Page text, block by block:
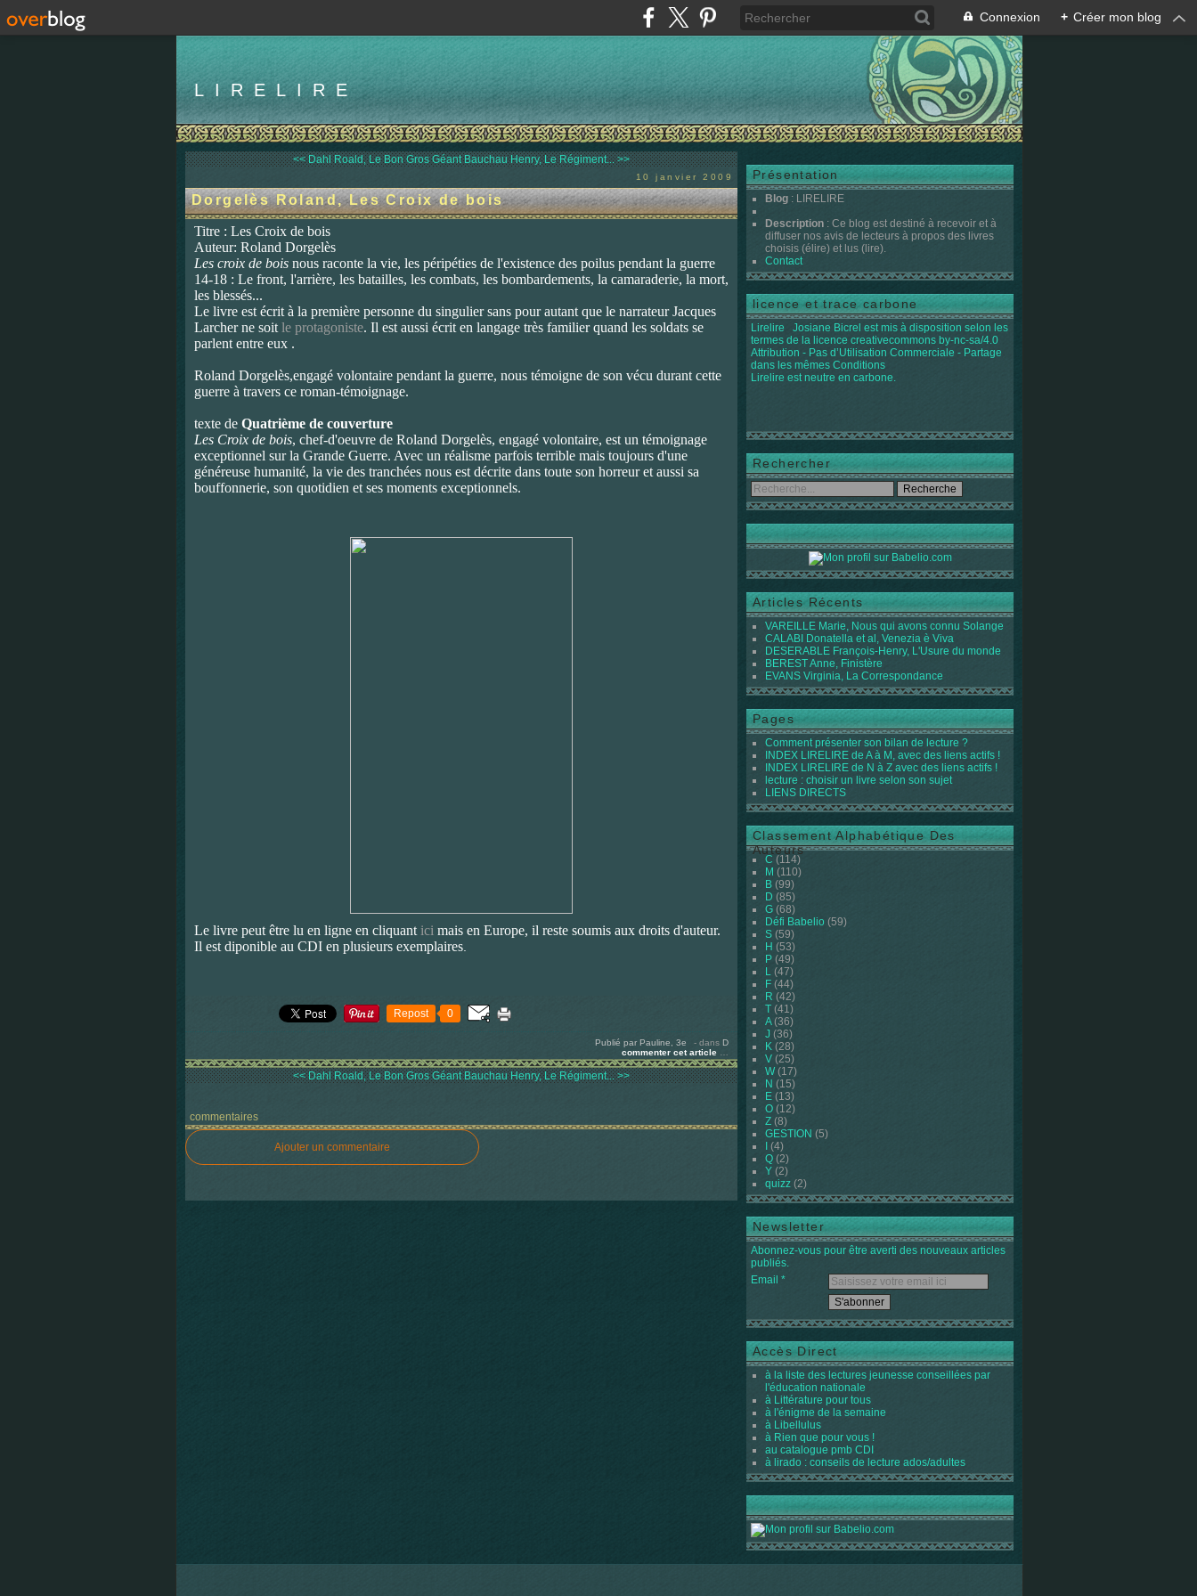
Connexion + Créer mon blog
LIRELIRE
<< Dahl Roald, Le Bon Gros Géant Bauchau Henry, Le Régiment... >>
10 janvier 2009
Dorgelès Roland, Les Croix de bois
Titre : Les Croix de bois
Auteur: Roland Dorgelès
Les croix de bois nous raconte la vie, les péripéties de l'existence des poilus pendant la guerre
14-18 : Le front, l'arrière, les batailles, les combats, les bombardements, la camaraderie, la mort,
les blessés...
Le livre est écrit à la première personne du singulier sans pour autant que le narrateur Jacques
Larcher ne soit le protagoniste. Il est aussi écrit en langage très familier quand les soldats se
parlent entre eux .
Roland Dorgelès,engagé volontaire pendant la guerre, nous témoigne de son vécu durant cette
guerre à travers ce roman-témoignage.
texte de Quatrième de couverture
Les Croix de bois, chef-d'oeuvre de Roland Dorgelès, engagé volontaire, est un témoignage
exceptionnel sur la Grande Guerre. Avec un réalisme parfois terrible mais toujours d'une
généreuse humanité, la vie des tranchées nous est décrite dans toute son horreur et aussi sa
bouffonnerie, son quotidien et ses moments exceptionnels.
Le livre peut être lu en ligne en cliquant ici mais en Europe, il reste soumis aux droits d'auteur.
Il est diponible au CDI en plusieurs exemplaires
Repost 0
Publié par Pauline, 3e - dans D
commenter cet article
<< Dahl Roald, Le Bon Gros Géant Bauchau Henry, Le Régiment... >>
commentaires
Ajouter un commentaire
Présentation
Blog : LIRELIRE
Description : Ce blog est destiné à recevoir et à
diffuser nos avis de lecteurs à propos des livres
choisis (élire) et lus (lire).
Contact
licence et trace carbone
Lirelire Josiane Bicrel est mis à disposition selon les
termes de la licence creativecommons by-nc-sa/4.0
Attribution - Pas d’Utilisation Commerciale - Partage
dans les mêmes Conditions
Lirelire est neutre en carbone.
Rechercher
Articles Récents
VAREILLE Marie, Nous qui avons connu Solange
CALABI Donatella et al, Venezia è Viva
DESERABLE François-Henry, L'Usure du monde
BEREST Anne, Finistère
EVANS Virginia, La Correspondance
Pages
Comment présenter son bilan de lecture ?
INDEX LIRELIRE de A à M, avec des liens actifs !
INDEX LIRELIRE de N à Z avec des liens actifs !
lecture : choisir un livre selon son sujet
LIENS DIRECTS
Classement Alphabétique Des
Auteurs
C (114)
M (110)
B (99)
D (85)
G (68)
Défi Babelio (59)
S (59)
H (53)
P (49)
L (47)
F (44)
R (42)
T (41)
A(36)
J (36)
K (28)
V (25)
W(17)
N (15)
E (13)
O (12)
Z (8)
GESTION (5)
(4)
Q (2)
Y (2)
quizz (2)
Newsletter
Abonnez-vous pour être averti des nouveaux articles
publiés.
Email
Accès Direct
à la liste des lectures jeunesse conseillées par
l'éducation nationale
à Littérature pour tous
à l'énigme de la semaine
à Libellulus
à Rien que pour vous !
au catalogue pmb CDI
à lirado : conseils de lecture ados/adultes